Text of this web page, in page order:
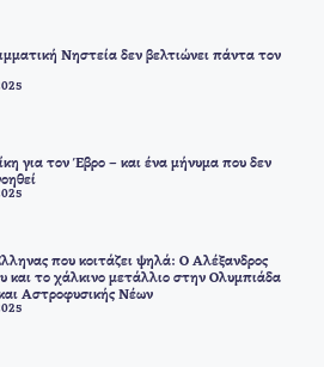
Νηστεία δεν βελτιώνει πάντα τον
για τον Έβρο – και ένα μήνυμα που δεν
που κοιτάζει ψηλά: Ο Αλέξανδρος
και το χάλκινο μετάλλιο στην Ολυμπιάδα
Αστροφυσικής Νέων